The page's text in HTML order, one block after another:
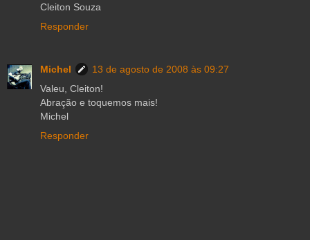
Cleiton Souza
Responder
Michel
13 de agosto de 2008 às 09:27
Valeu, Cleiton!
Abração e toquemos mais!
Michel
Responder